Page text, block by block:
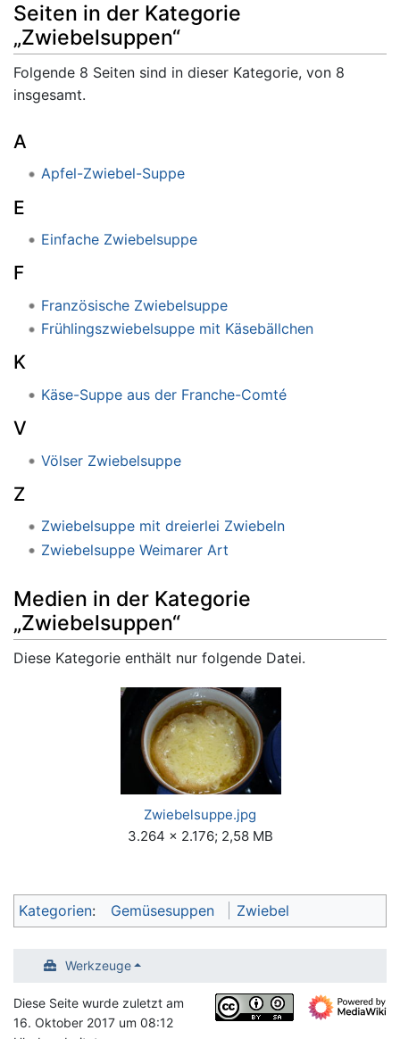
Seiten in der Kategorie
„Zwiebelsuppen“
Folgende 8 Seiten sind in dieser Kategorie, von 8
insgesamt.
A
Apfel-Zwiebel-Suppe
E
Einfache Zwiebelsuppe
F
Französische Zwiebelsuppe
Frühlingszwiebelsuppe mit Käsebällchen
K
Käse-Suppe aus der Franche-Comté
V
Völser Zwiebelsuppe
Z
Zwiebelsuppe mit dreierlei Zwiebeln
Zwiebelsuppe Weimarer Art
Medien in der Kategorie
„Zwiebelsuppen“
Diese Kategorie enthält nur folgende Datei.
Zwiebelsuppe.jpg
3.264 × 2.176; 2,58 MB
Kategorien: Gemüsesuppen Zwiebel
Werkzeuge
Diese Seite wurde zuletzt am
16. Oktober 2017 um 08:12